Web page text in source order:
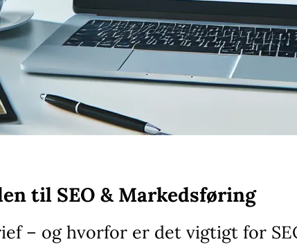
til SEO & Markedsføring
– og hvorfor er det vigtigt for